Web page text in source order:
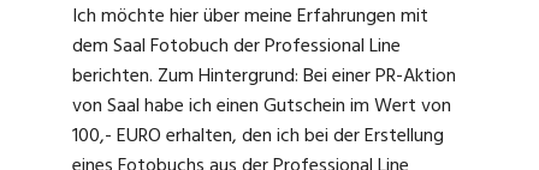
Ich möchte hier über meine Erfahrungen mit
dem Saal Fotobuch der Professional Line
berichten. Zum Hintergrund: Bei einer PR-Aktion
von Saal habe ich einen Gutschein im Wert von
100,- EURO erhalten, den ich bei der Erstellung